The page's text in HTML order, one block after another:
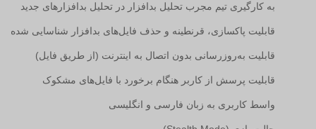
به ­کارگیری تیم مجرب تحلیل بدافزار در تحلیل بدافزارهای جدید
قابلیت پاکسازی، قرنطینه و حذف فایل‌های بدافزار شناسایی شده
قابلیت به­‌روزرسانی بدون اتصال به اینترنت (از طریق فایل)
قابلیت پرسش از کاربر هنگام برخورد با فایل‌های مشکوک
واسط کاربری به زبان فارسی و انگلیسی